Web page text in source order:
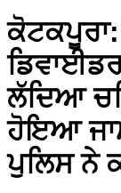
ਲੱਦਿਆ
ਹੋਇਆ
ਪੁਲਿਸ ਨੇ